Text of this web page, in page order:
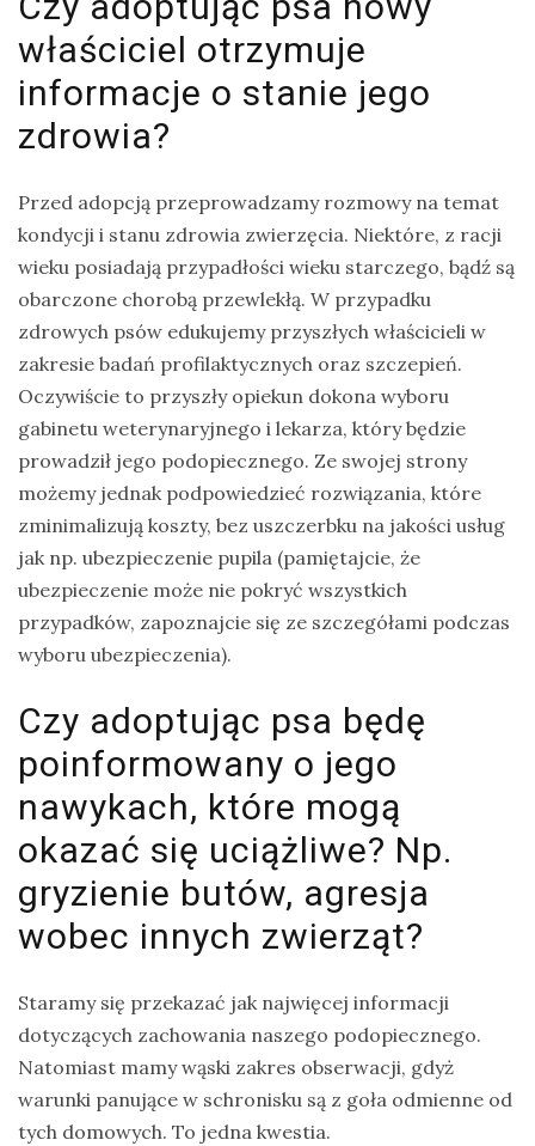
właściciel otrzymuje
informacje o stanie jego
zdrowia?
Przed adopcją przeprowadzamy rozmowy na temat
kondycji i stanu zdrowia zwierzęcia. Niektóre, z racji
wieku posiadają przypadłości wieku starczego, bądź są
obarczone chorobą przewlekłą. W przypadku
zdrowych psów edukujemy przyszłych właścicieli w
zakresie badań profilaktycznych oraz szczepień.
Oczywiście to przyszły opiekun dokona wyboru
gabinetu weterynaryjnego i lekarza, który będzie
prowadził jego podopiecznego. Ze swojej strony
możemy jednak podpowiedzieć rozwiązania, które
zminimalizują koszty, bez uszczerbku na jakości usług
jak np. ubezpieczenie pupila (pamiętajcie, że
ubezpieczenie może nie pokryć wszystkich
przypadków, zapoznajcie się ze szczegółami podczas
wyboru ubezpieczenia).
Czy adoptując psa będę
poinformowany o jego
nawykach, które mogą
okazać się uciążliwe? Np.
gryzienie butów, agresja
wobec innych zwierząt?
Staramy się przekazać jak najwięcej informacji
dotyczących zachowania naszego podopiecznego.
Natomiast mamy wąski zakres obserwacji, gdyż
warunki panujące w schronisku są z goła odmienne od
tych domowych. To jedna kwestia.